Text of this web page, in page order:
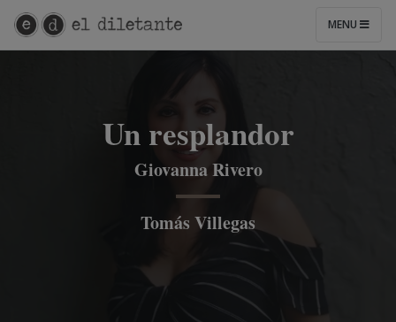
MENU
Un resplandor
Giovanna Rivero
Tomás Villegas